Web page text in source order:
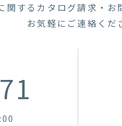
関するカタログ請求・お
お気軽にご連絡くだ